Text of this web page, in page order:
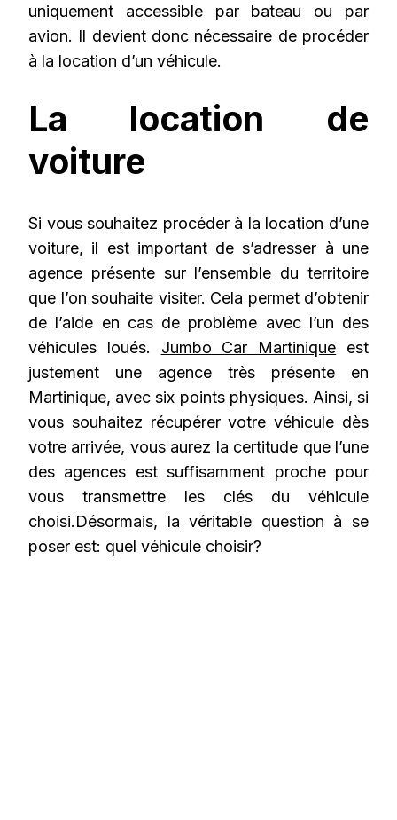
uniquement accessible par bateau ou par
avion. Il devient donc nécessaire de procéder
à la location d’un véhicule.
La location de
voiture
Si vous souhaitez procéder à la location d’une
voiture, il est important de s’adresser à une
agence présente sur l’ensemble du territoire
que l’on souhaite visiter. Cela permet d’obtenir
de l’aide en cas de problème avec l’un des
véhicules loués. Jumbo Car Martinique est
justement une agence très présente en
Martinique, avec six points physiques. Ainsi, si
vous souhaitez récupérer votre véhicule dès
votre arrivée, vous aurez la certitude que l’une
des agences est suffisamment proche pour
vous transmettre les clés du véhicule
choisi.Désormais, la véritable question à se
poser est: quel véhicule choisir?